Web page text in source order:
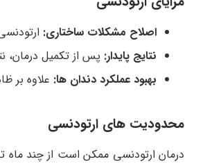
اصلاح مشکلات ساختاری:
نتایج پایدار: پس از تکمیل درمان،
بهبود عملکرد دندان ها: علاوه بر
محدودیت های ارتودنسی
درمان ارتودنسی ممکن است از چند ماه